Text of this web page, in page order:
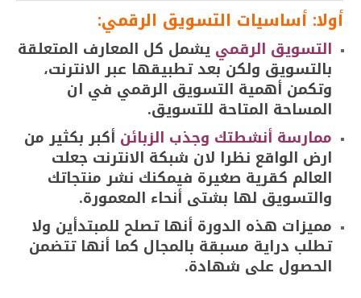
أولا: أساسيات التسويق الرقمي:
التسويق الرقمي يشمل كل المعارف المتعلقة
بالتسويق ولكن بعد تطبيقها عبر الانترنت،
وتكمن أهمية التسويق الرقمي في ان
المساحة المتاحة للتسويق.
ممارسة أنشطتك وجذب الزبائن أكبر بكثير من
ارض الواقع نظرا لان شبكة الانترنت جعلت
العالم كقرية صغيرة فيمكنك نشر منتجاتك
والتسويق لها بشتى أنحاء المعمورة.
مميزات هذه الدورة أنها تصلح للمبتدأين ولا
تطلب دراية مسبقة بالمجال كما أنها تتضمن
الحصول على شهادة.